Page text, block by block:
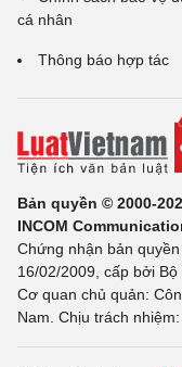
cá nhân
Thông báo hợp tác
Bản quyền © 2000-
INCOM
Chứng nhận bản
16/02/2009, cấp bởi
Cơ quan chủ quản:
Nam. Chịu trách